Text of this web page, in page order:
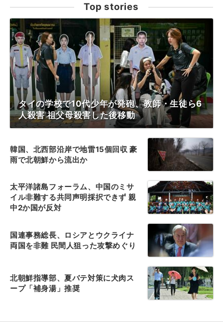
Top stories
タイの学校で10代少年が発砲、教師・生徒ら6
人殺害 祖父母殺害した後移動
韓国、北西部沿岸で地雷15個回収 豪
雨で北朝鮮から流出か
太平洋諸島フォーラム、中国のミサ
イル非難する共同声明採択できず 親
中2か国が反対
国連事務総長、ロシアとウクライナ
両国を非難 民間人狙った攻撃めぐり
北朝鮮指導部、夏バテ対策に犬肉ス
ープ「補身湯」推奨